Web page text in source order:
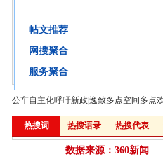
帖文推荐
网搜聚合
服务聚合
改革要"敢于啃硬骨头,敢于涉险滩"
两会特稿:"三问"政府改革
公车自主化呼吁新政 逸致多点空间多点